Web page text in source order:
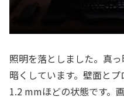
照明を落としました。真
暗くしています。壁面と
1.2 mmほどの状態です。